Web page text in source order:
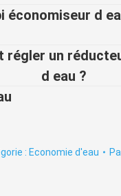
économiseur d
régler un
d eau ?
: Economie d'eau